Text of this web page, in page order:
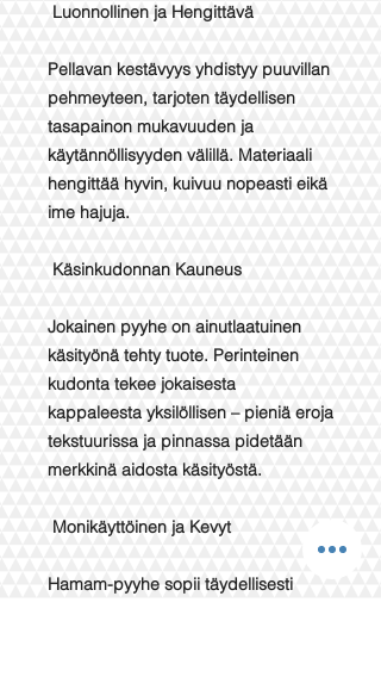
Luonnollinen ja Hengittävä
Pellavan kestävyys yhdistyy puuvillan
pehmeyteen, tarjoten täydellisen
tasapainon mukavuuden ja
käytännöllisyyden välillä. Materiaali
hengittää hyvin, kuivuu nopeasti eikä
ime hajuja.
Käsinkudonnan Kauneus
Jokainen pyyhe on ainutlaatuinen
käsityönä tehty tuote. Perinteinen
kudonta tekee jokaisesta
kappaleesta yksilöllisen – pieniä eroja
tekstuurissa ja pinnassa pidetään
merkkinä aidosta käsityöstä.
Monikäyttöinen ja Kevyt
Hamam-pyyhe sopii täydellisesti